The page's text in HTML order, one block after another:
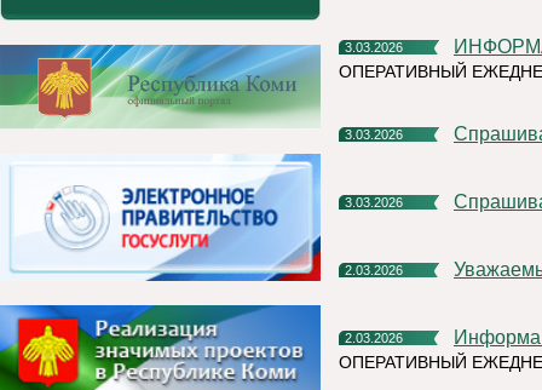
3.03.2026
ОПЕРАТИВНЫЙ
3.03.2026
3.03.2026
2.03.2026
2.03.2026
ОПЕРАТИВНЫЙ